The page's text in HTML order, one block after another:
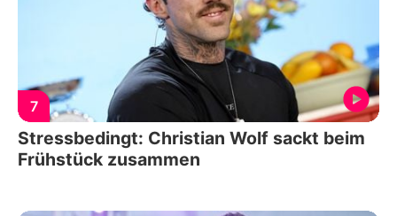
7
Stressbedingt: Christian Wolf sackt beim
Frühstück zusammen